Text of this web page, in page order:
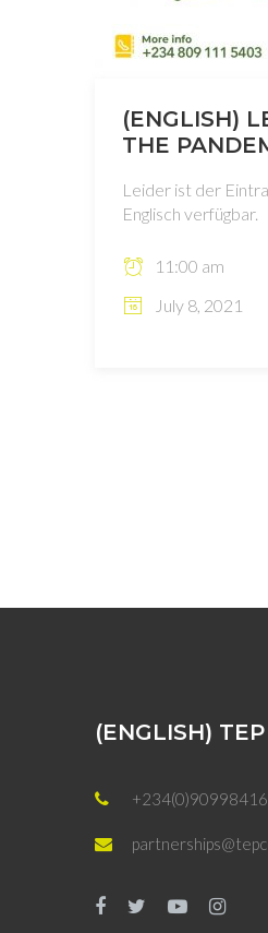
(ENGLISH)
THE
Leider ist der
Englisch verfügbar.
11:00 am
July 8, 2021
(ENGLISH)